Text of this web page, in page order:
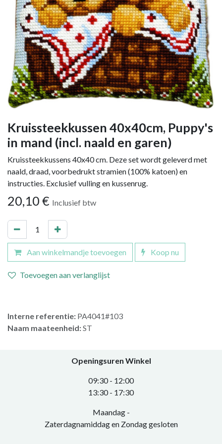
Kruissteekkussen 40x40cm, Puppy's
in mand (incl. naald en garen)
Kruissteekkussens 40x40 cm. Deze set wordt geleverd met
naald, draad, voorbedrukt stramien (100% katoen) en
instructies. Exclusief vulling en kussenrug.
20,10 € Inclusief btw
Aan winkelmandje toevoegen Koop nu
Toevoegen aan verlanglijst
Interne referentie: PA4041#103
Naam maateenheid:ST
Openingsuren Winkel
0​9:30 - 12:00
​13:30 - 17:30​
Maandag -
Zaterdagnamiddag en Zondag gesloten